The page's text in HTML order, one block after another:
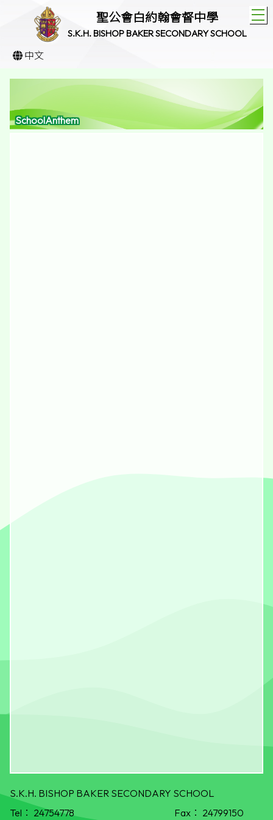
聖公會白約翰會督中學
S.K.H. BISHOP BAKER SECONDARY SCHOOL
中文
SchoolAnthem
S.K.H. BISHOP BAKER SECONDARY SCHOOL
Tel： 24754778 Fax： 24799150